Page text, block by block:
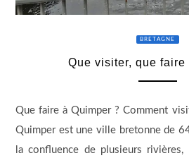
BRETAGNE
Que visiter, que faire
Que faire à Quimper ? Comment
Quimper est une ville bretonne de
la confluence de plusieurs